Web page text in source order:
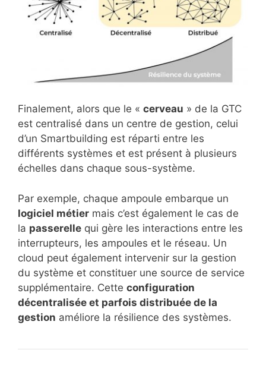
Finalement, alors que le « cerveau » de la GTC
est centralisé dans un centre de gestion, celui
d’un Smartbuilding est réparti entre les
différents systèmes et est présent à plusieurs
échelles dans chaque sous-système.
Par exemple, chaque ampoule embarque un
logiciel métier mais c’est également le cas de
la passerelle qui gère les interactions entre les
interrupteurs, les ampoules et le réseau. Un
cloud peut également intervenir sur la gestion
du système et constituer une source de service
supplémentaire. Cette configuration
décentralisée et parfois distribuée de la
gestion améliore la résilience des systèmes.